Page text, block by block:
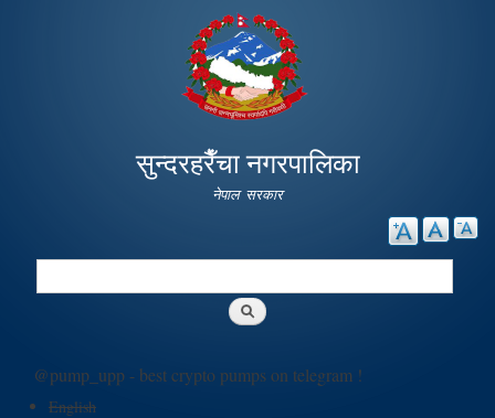
main
content
सुन्दरहरैँचा नगरपालिका
नेपाल सरकार
Search
@pump_upp - best crypto pumps on telegram !
English